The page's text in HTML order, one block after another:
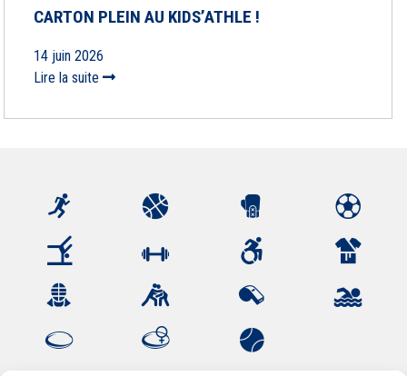
CARTON PLEIN AU KIDS’ATHLE !
14 juin 2026
Lire la suite